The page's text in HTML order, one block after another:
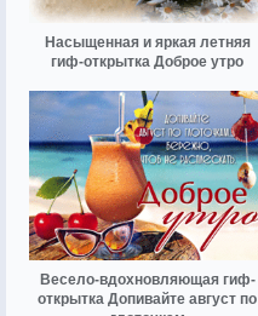
Насыщенная и яркая летняя
гиф-открытка Доброе утро
Весело-вдохновляющая гиф-
открытка Допивайте август по